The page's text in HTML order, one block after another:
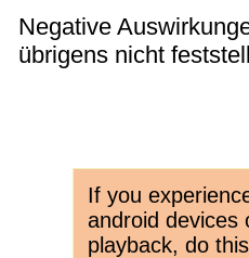
Negative
übrigens nicht
If you
android devices
playback, do